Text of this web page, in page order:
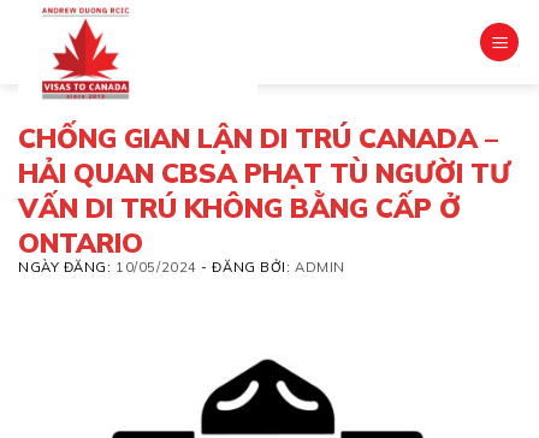
content
CHỐNG GIAN LẬN DI TRÚ CANADA –
HẢI QUAN CBSA PHẠT TÙ NGƯỜI TƯ
VẤN DI TRÚ KHÔNG BẰNG CẤP Ở
ONTARIO
NGÀY ĐĂNG: 10/05/2024 -ĐĂNG BỞI:ADMIN